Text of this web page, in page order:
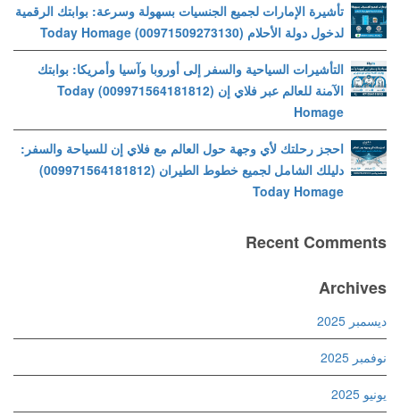
تأشيرة الإمارات لجميع الجنسيات بسهولة وسرعة: بوابتك الرقمية
لدخول دولة الأحلام (00971509273130) Today Homage
التأشيرات السياحية والسفر إلى أوروبا وآسيا وأمريكا: بوابتك
الآمنة للعالم عبر فلاي إن (009971564181812) Today
Homage
احجز رحلتك لأي وجهة حول العالم مع فلاي إن للسياحة والسفر:
دليلك الشامل لجميع خطوط الطيران (009971564181812)
Today Homage
Recent Comments
Archives
ديسمبر 2025
نوفمبر 2025
يونيو 2025